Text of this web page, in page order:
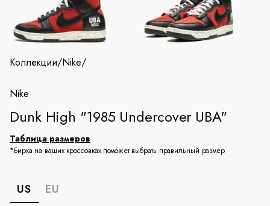
Коллекции/Nike/
Nike
Dunk High "1985 Undercover UBA"
Таблица размеров
*Бирка на ваших кроссовках поможет выбрать правильный размер
US EU